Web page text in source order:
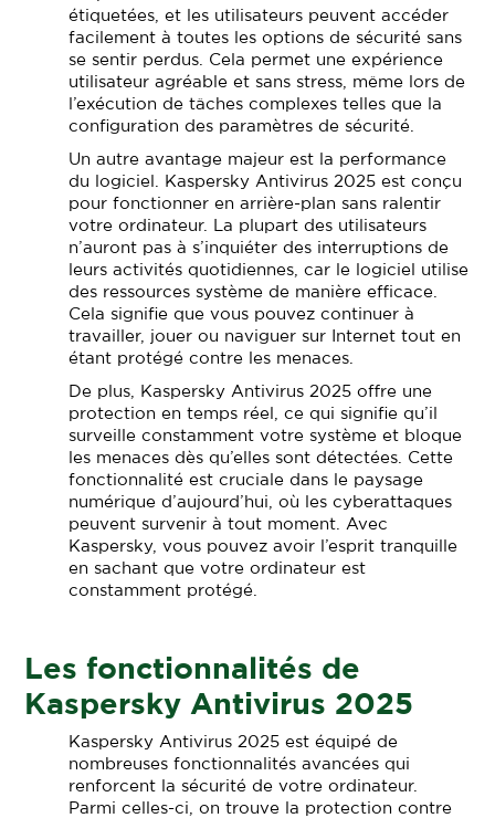
étiquetées, et les utilisateurs peuvent accéder
facilement à toutes les options de sécurité sans
se sentir perdus. Cela permet une expérience
utilisateur agréable et sans stress, même lors de
l’exécution de tâches complexes telles que la
configuration des paramètres de sécurité.
Un autre avantage majeur est la performance
du logiciel. Kaspersky Antivirus 2025 est conçu
pour fonctionner en arrière-plan sans ralentir
votre ordinateur. La plupart des utilisateurs
n’auront pas à s’inquiéter des interruptions de
leurs activités quotidiennes, car le logiciel utilise
des ressources système de manière efficace.
Cela signifie que vous pouvez continuer à
travailler, jouer ou naviguer sur Internet tout en
étant protégé contre les menaces.
De plus, Kaspersky Antivirus 2025 offre une
protection en temps réel, ce qui signifie qu’il
surveille constamment votre système et bloque
les menaces dès qu’elles sont détectées. Cette
fonctionnalité est cruciale dans le paysage
numérique d’aujourd’hui, où les cyberattaques
peuvent survenir à tout moment. Avec
Kaspersky, vous pouvez avoir l’esprit tranquille
en sachant que votre ordinateur est
constamment protégé.
Les fonctionnalités de
Kaspersky Antivirus 2025
Kaspersky Antivirus 2025 est équipé de
nombreuses fonctionnalités avancées qui
renforcent la sécurité de votre ordinateur.
Parmi celles-ci, on trouve la protection contre